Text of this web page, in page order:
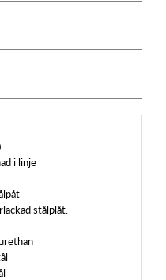
i linje
stålplåt.